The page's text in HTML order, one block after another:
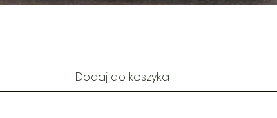
Dodaj do koszyka